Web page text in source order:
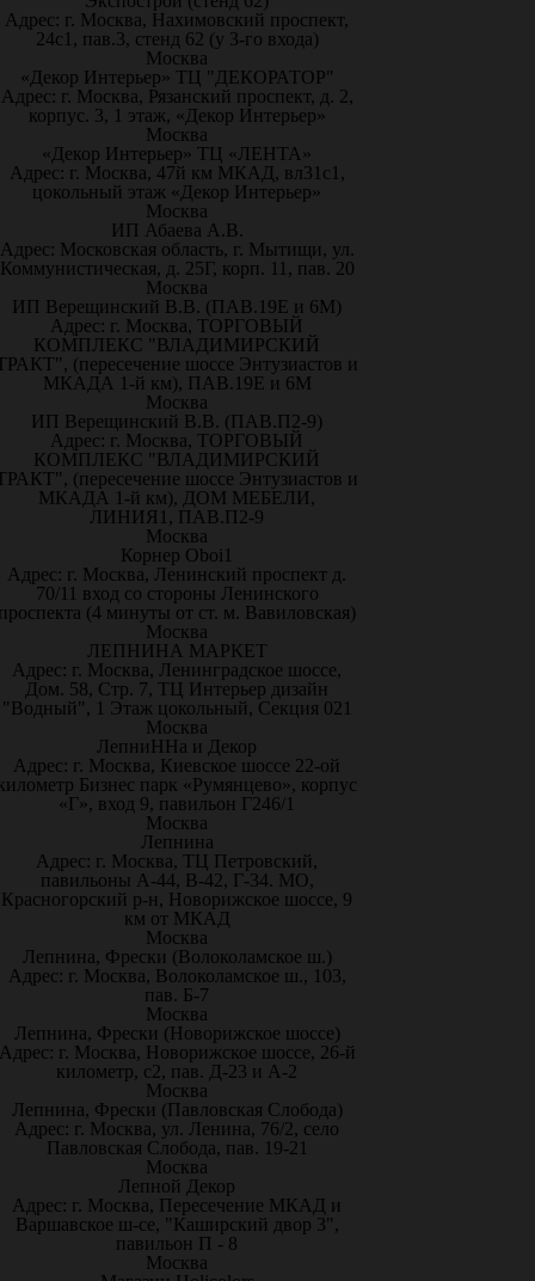
Адрес: г. Москва, Нахимовский проспект,
24с1, пав.3, стенд 62 (у 3-го входа)
Москва
«Декор Интерьер» ТЦ "ДЕКОРАТОР"
Адрес: г. Москва, Рязанский проспект, д. 2,
корпус. 3, 1 этаж, «Декор Интерьер»
Москва
«Декор Интерьер» ТЦ «ЛЕНТА»
Адрес: г. Москва, 47й км МКАД, вл31с1,
цокольный этаж «Декор Интерьер»
Москва
ИП Абаева А.В.
Адрес: Московская область, г. Мытищи, ул.
Коммунистическая, д. 25Г, корп. 11, пав. 20
Москва
ИП Верещинский В.В. (ПАВ.19Е и 6М)
Адрес: г. Москва, ТОРГОВЫЙ
КОМПЛЕКС "ВЛАДИМИРСКИЙ
(пересечение шоссе Энтузиастов и
МКАДА 1-й км), ПАВ.19Е и 6М
Москва
ИП Верещинский В.В. (ПАВ.П2-9)
Адрес: г. Москва, ТОРГОВЫЙ
КОМПЛЕКС "ВЛАДИМИРСКИЙ
(пересечение шоссе Энтузиастов и
МКАДА 1-й км), ДОМ МЕБЕЛИ,
ЛИНИЯ1, ПАВ.П2-9
Москва
Корнер Oboi1
Адрес: г. Москва, Ленинский проспект д.
70/11 вход со стороны Ленинского
(4 минуты от ст. м. Вавиловская)
Москва
ЛЕПНИНА МАРКЕТ
Адрес: г. Москва, Ленинградское шоссе,
Дом. 58, Стр. 7, ТЦ Интерьер дизайн
"Водный", 1 Этаж цокольный, Секция 021
Москва
ЛепниННа и Декор
Адрес: г. Москва, Киевское шоссе 22-ой
Бизнес парк «Румянцево», корпус
«Г», вход 9, павильон Г246/1
Москва
Лепнина
Адрес: г. Москва, ТЦ Петровский,
павильоны А-44, В-42, Г-34. МО,
Красногорский р-н, Новорижское шоссе, 9
км от МКАД
Москва
Лепнина, Фрески (Волоколамское ш.)
Адрес: г. Москва, Волоколамское ш., 103,
пав. Б-7
Москва
Лепнина, Фрески (Новорижское шоссе)
г. Москва, Новорижское шоссе, 26-й
километр, с2, пав. Д-23 и А-2
Москва
Лепнина, Фрески (Павловская Слобода)
Адрес: г. Москва, ул. Ленина, 76/2, село
Павловская Слобода, пав. 19-21
Москва
Лепной Декор
Адрес: г. Москва, Пересечение МКАД и
Варшавское ш-се, "Каширский двор 3",
павильон П - 8
Москва